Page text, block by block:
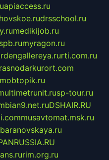
apiaccess.ru
drsschool.ru
medikijob.ru
myragon.ru
rti.com.ru
mobtopik.ru
sp-tour.ru
DSHAIR.RU
musavtomat.msk.ru
rim.org.ru